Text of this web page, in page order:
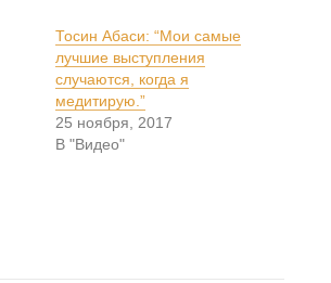
Тосин Абаси: “Мои самые
лучшие выступления
случаются, когда я
медитирую.”
25 ноября, 2017
В "Видео"